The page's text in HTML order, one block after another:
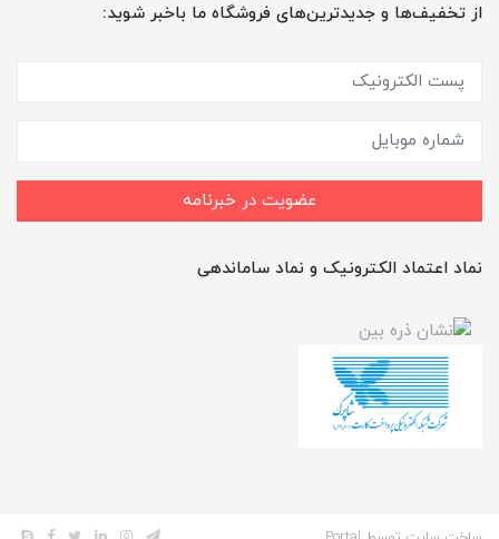
از تخفیف‌ها و جدیدترین‌های فروشگاه ما باخبر شوید:
عضویت در خبرنامه
نماد اعتماد الکترونیک و نماد ساماندهی